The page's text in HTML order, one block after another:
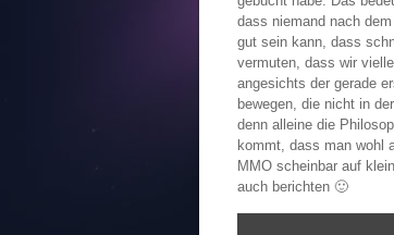
dass niemand nach
gut sein kann, dass
vermuten, dass wir
angesichts der gerade
bewegen, die nicht in
denn alleine die
kommt, dass man wohl
MMO scheinbar auf
auch berichten 🙂